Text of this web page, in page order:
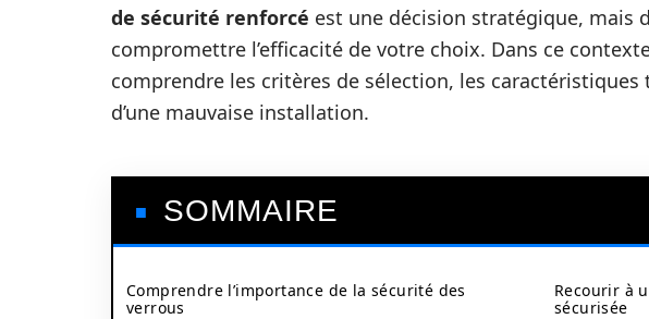
de sécurité renforcé est une décision stratégique, mais
compromettre l’efficacité de votre choix. Dans ce
comprendre les critères de sélection, les
d’une mauvaise installation.
SOMMAIRE
Comprendre l’importance de la sécurité des
verrous
Recourir à
sécurisée